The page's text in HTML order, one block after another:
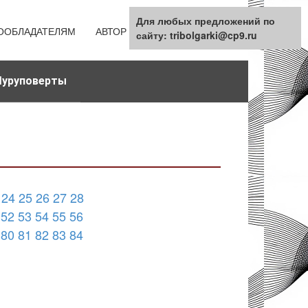
АВТОР КАРТА САЙТА
2425262728
52 53 545556
80 81 82 83 84
Для любых предложений по
сайту: tribolgarki@cp9.ru